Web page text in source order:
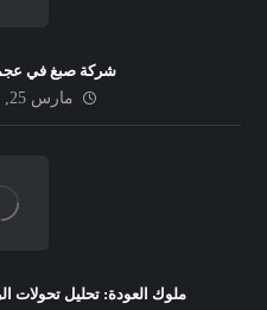
شركة صبغ في عجمان
مارس 25, 2025
ملوك العودة: تحليل تحولات